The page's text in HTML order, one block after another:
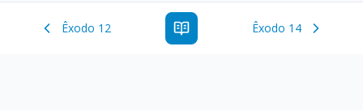
Êxodo 12 Êxodo 14